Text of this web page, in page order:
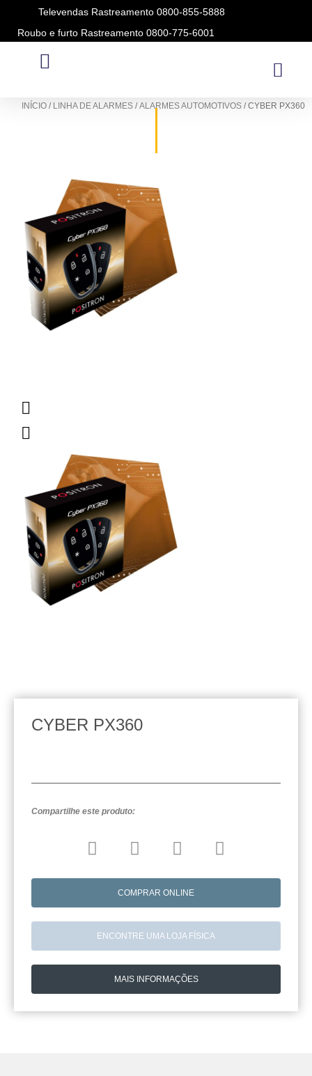
Televendas Rastreamento 0800-855-5888
Roubo e furto Rastreamento 0800-775-6001
INÍCIO / LINHA DE ALARMES /ALARMES AUTOMOTIVOS / CYBER PX360
CYBER PX360
Compartilhe este produto:
COMPRAR ONLINE
ENCONTRE UMA LOJA FÍSICA
MAIS INFORMAÇÕES